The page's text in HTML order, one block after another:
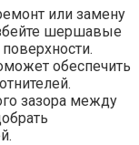
или замену
шершавые
обеспечить
зазора между